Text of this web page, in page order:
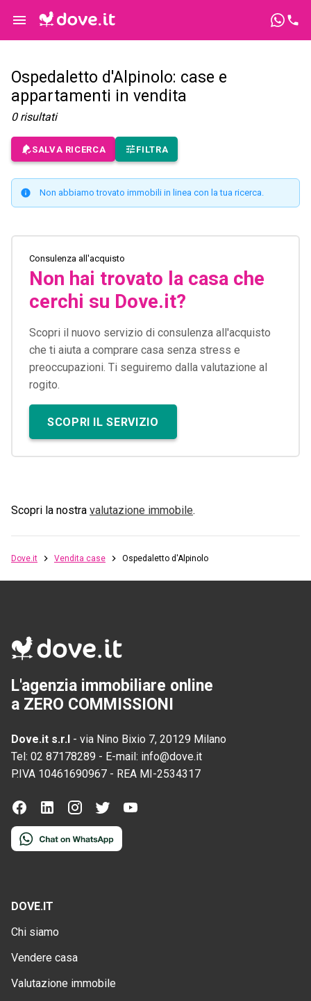
Ospedaletto d'Alpinolo: case e
appartamenti in vendita
0 risultati
SALVA RICERCA FILTRA
Non abbiamo trovato immobili in linea con la tua ricerca.
Consulenza all'acquisto
Non hai trovato la casa che
cerchi su Dove.it?
Scopri il nuovo servizio di consulenza all'acquisto
che ti aiuta a comprare casa senza stress e
preoccupazioni. Ti seguiremo dalla valutazione al
rogito.
SCOPRI IL SERVIZIO
Scopri la nostra valutazione immobile.
Dove.it Vendita case Ospedaletto d'Alpinolo
L'agenzia immobiliare online
a ZERO COMMISSIONI
Dove.it s.r.l - via Nino Bixio 7, 20129 Milano
Tel: 02 87178289 - E-mail: info@dove.it
P.IVA 10461690967 - REA MI-2534317
DOVE.IT
Chi siamo
Vendere casa
Valutazione immobile